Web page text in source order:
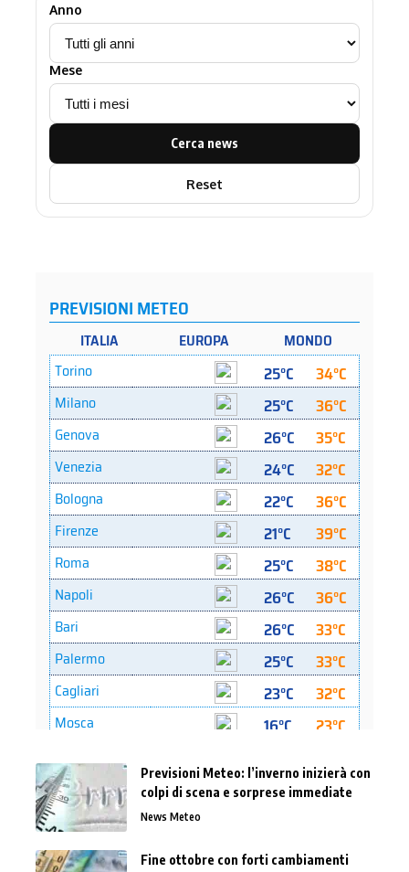
Anno
Mese
Cerca news
Reset
Previsioni Meteo: l’inverno inizierà con
colpi di scena e sorprese immediate
News Meteo
Fine ottobre con forti cambiamenti